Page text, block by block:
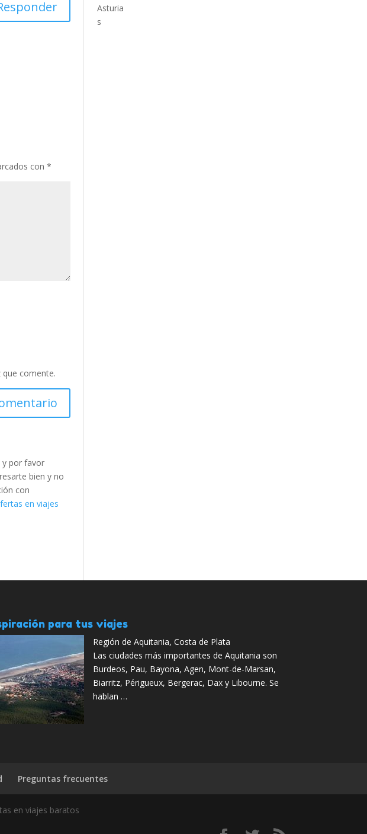
con*
comente.
y por favor
bien y no
con
en viajes
para tus viajes
Región de Aquitania, Costa de Plata
Las ciudades más importantes de Aquitania son
Burdeos, Pau, Bayona, Agen, Mont-de-Marsan,
Biarritz, Périgueux, Bergerac, Dax y Libourne. Se
hablan …
Preguntas frecuentes
en viajes baratos